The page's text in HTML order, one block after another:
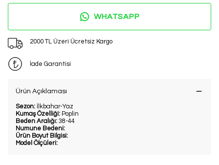
WHATSAPP
2000 TL Üzeri Ücretsiz Kargo
İade Garantisi
Ürün Açıklaması
Sezon: İlkbahar-Yaz
Kumaş Özelliği: Poplin
Beden Aralığı: 38-44
Numune Bedeni:
Ürün Boyut Bilgisi:
Model Ölçüleri: